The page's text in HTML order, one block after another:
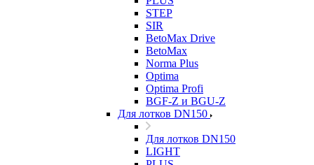
STEP
SIR
BetoMax Drive
BetoMax
Norma Plus
Optima
Optima Profi
BGF-Z и BGU-Z
Для лотков DN150
Для лотков DN150
LIGHT